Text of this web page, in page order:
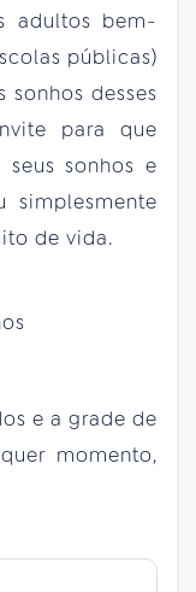
adultos bem-
públicas)
sonhos desses
para que
sonhos e
simplesmente
de vida.
e a grade de
momento,